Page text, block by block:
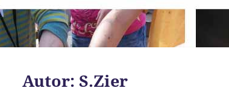
Autor:S.Zier